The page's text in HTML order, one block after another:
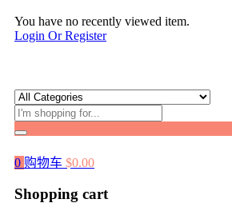
You have no recently viewed item.
Login Or Register
0 购物车 $0.00
Shopping cart